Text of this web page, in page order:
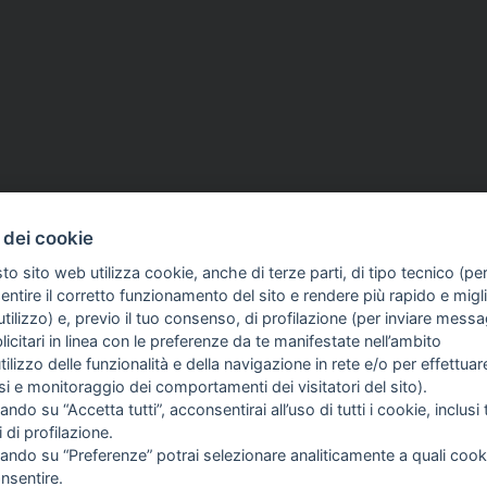
ed aventi la seguente natura: dispositivi medici e dispositivi medico – diagnostici in
e quant’altro) non hanno carattere né natura di pubblicità. Tutti i contenuti
in fase di preacquisto i prodotti venduti da RAM Apparecchi Medicali srl attraverso
SULL'AZIENDA
SIAMO
GUIDA AGLI ACQUISTI
PROCEDURA DI ACQUISTO
DIRITTO DI RECESSO
dei cookie
sito web utilizza cookie, anche di terze parti, di tipo tecnico (per
il corretto funzionamento del sito e rendere più rapido e
e, previo il tuo consenso, di profilazione (per inviare
in linea con le preferenze da te manifestate nell’ambito
delle funzionalità e della navigazione in rete e/o per
e monitoraggio dei comportamenti dei visitatori del sito).
su “Accetta tutti”, acconsentirai all’uso di tutti i cookie, inclusi
di profilazione.
su “Preferenze” potrai selezionare analiticamente a quali